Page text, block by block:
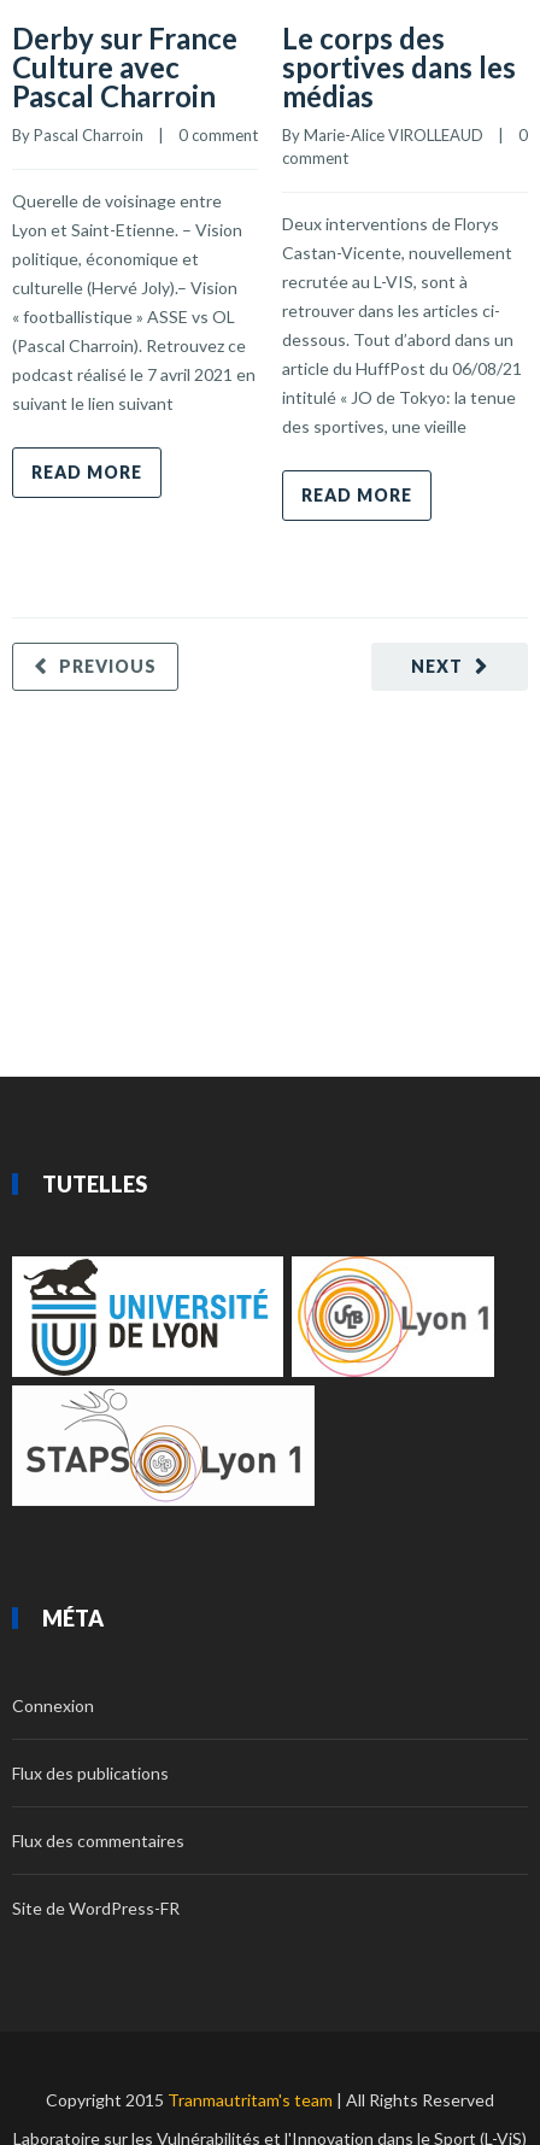
Derby sur France
Culture avec
Pascal Charroin
By Pascal Charroin
    |
0 comment
Querelle de voisinage entre
Lyon et Saint-Etienne. – Vision
politique, économique et
culturelle (Hervé Joly).– Vision
« footballistique » ASSE vs OL
(Pascal Charroin). Retrouvez ce
podcast réalisé le 7 avril 2021 en
suivant le lien suivant
READ MORE
Le corps des
sportives dans les
médias
By Marie-Alice VIROLLEAUD
    |
0
comment
Deux interventions de Florys
Castan-Vicente, nouvellement
recrutée au L-VIS, sont à
retrouver dans les articles ci-
dessous. Tout d’abord dans un
article du HuffPost du 06/08/21
intitulé « JO de Tokyo: la tenue
des sportives, une vieille
READ MORE
NEXT
PREVIOUS
TUTELLES
MÉTA
Connexion
Flux des publications
Flux des commentaires
Site de WordPress-FR
Copyright 2015 Tranmautritam's team | All Rights Reserved
Laboratoire sur les Vulnérabilités et l'Innovation dans le Sport (L-ViS)